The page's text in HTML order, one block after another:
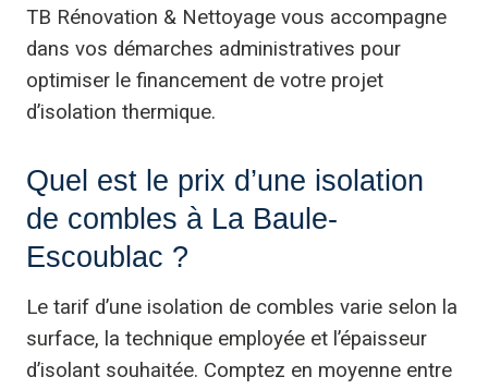
TB Rénovation & Nettoyage vous accompagne
dans vos démarches administratives pour
optimiser le financement de votre projet
d’isolation thermique.
Quel est le prix d’une isolation
de combles à La Baule-
Escoublac ?
Le tarif d’une isolation de combles varie selon la
surface, la technique employée et l’épaisseur
d’isolant souhaitée. Comptez en moyenne entre